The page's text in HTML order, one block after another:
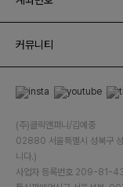
커뮤니티
(주)클릭앤퍼니/김예중
02880 서울특별시 성북구
니다.)
사업자 등록번호 209-81-